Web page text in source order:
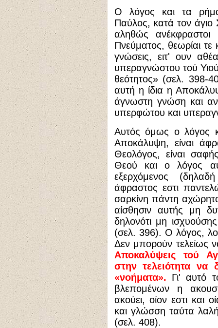
Ο λόγος και τα
Παύλος, κατά τον άγιο
αληθώς
Πνεύματος, θεωρίαι τε
γνώσεις, ειτ' ουν
υπεραγνώστου τού
θεότητος» (σελ. 398-
αυτή η ίδια η
άγνωστη γνώση και
υπερφώτου και
Αυτός όμως ο λόγος
Αποκάλυψη, είναι
Θεολόγος, είναι
Θεού και ο λόγος
εξερχόμενος
άφραστος εστι
σαρκίνη πάντη
αίσθησιν αυτής μη
δηλονότι μη
(σελ. 396). Ο λόγος,
Δεν μπορούν τελείως
Αποκαλύψεις τού
στην τελειότητα να
«νοήματα». Γι' αυτό
βλεπομένων η
ακούει, οίον εστι και
και γλώσση ταύτα
(σελ. 408).